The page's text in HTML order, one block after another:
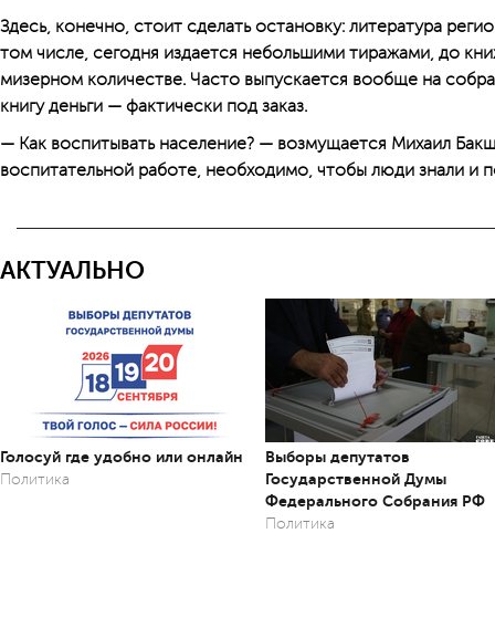
Здесь, конечно, стоит сделать остановку: литература
том числе, сегодня издается небольшими тиражами, до
мизерном количестве. Часто выпускается вообще на
книгу деньги — фактически под заказ.
— Как воспитывать население? — возмущается Михаил
воспитательной работе, необходимо, чтобы люди знали и
АКТУАЛЬНО
Голосуй где удобно или онлайн
Политика
Выборы депутатов
Государственной Думы
Федерального Собрания РФ
Политика